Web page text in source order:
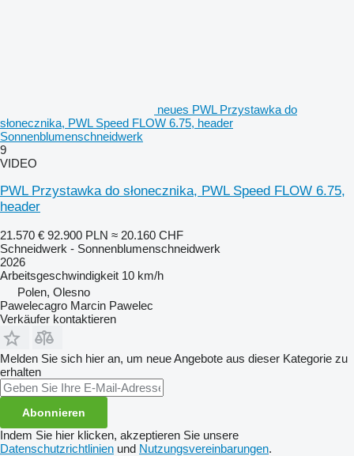
neues PWL Przystawka do
słonecznika, PWL Speed FLOW 6.75, header
Sonnenblumenschneidwerk
9
VIDEO
PWL Przystawka do słonecznika, PWL Speed FLOW 6.75,
header
21.570 € 92.900 PLN ≈ 20.160 CHF
Schneidwerk - Sonnenblumenschneidwerk
2026
Arbeitsgeschwindigkeit 10 km/h
Polen, Olesno
Pawelecagro Marcin Pawelec
Verkäufer kontaktieren
Melden Sie sich hier an, um neue Angebote aus dieser Kategorie zu
erhalten
Abonnieren
Indem Sie hier klicken, akzeptieren Sie unsere
Datenschutzrichtlinien und Nutzungsvereinbarungen.